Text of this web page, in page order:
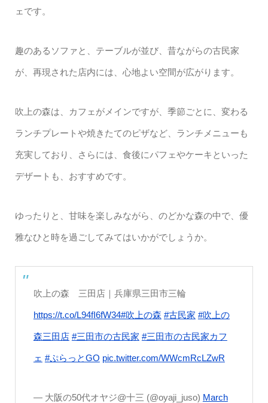
ェです。
趣のあるソファと、テーブルが並び、昔ながらの古民家
が、再現された店内には、心地よい空間が広がります。
吹上の森は、カフェがメインですが、季節ごとに、変わる
ランチプレートや焼きたてのピザなど、ランチメニューも
充実しており、さらには、食後にパフェやケーキといった
デザートも、おすすめです。
ゆったりと、甘味を楽しみながら、のどかな森の中で、優
雅なひと時を過ごしてみてはいかがでしょうか。
吹上の森 三田店｜兵庫県三田市三輪
https://t.co/L94fI6fW34#吹上の森 #古民家 #吹上の
森三田店 #三田市の古民家 #三田市の古民家カフ
ェ #ぷらっとGO pic.twitter.com/WWcmRcLZwR
— 大阪の50代オヤジ@十三 (@oyaji_juso) March